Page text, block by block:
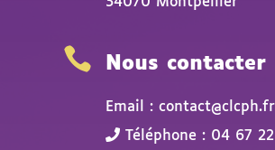
 Nous contacter
Email : contact@clcph.fr
Téléphone : 04 67